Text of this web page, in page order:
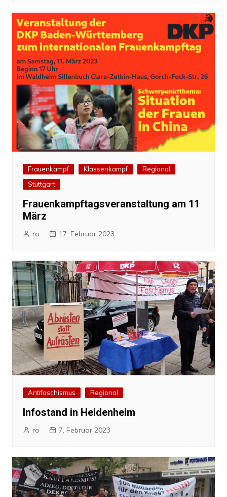
Frauenkampf Klassenkampf
Regional
Stuttgart
Frauenkampftagsveranstaltung am 11
März
ro 17. Februar 2023
Antifaschismus Regional
Infostand in Heidenheim
ro 7. Februar 2023